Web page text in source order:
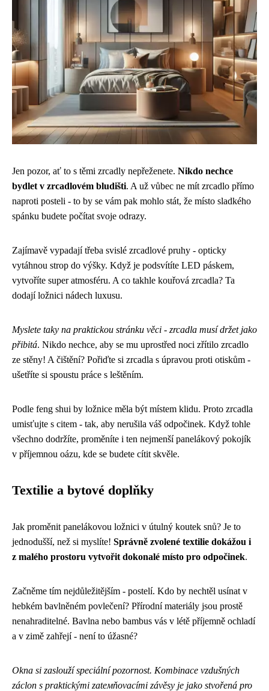
Jen pozor, ať to s těmi zrcadly nepřeženete. Nikdo nechce
bydlet v zrcadlovém bludišti. A už vůbec ne mít zrcadlo přímo
naproti posteli - to by se vám pak mohlo stát, že místo sladkého
spánku budete počítat svoje odrazy.
Zajímavě vypadají třeba svislé zrcadlové pruhy - opticky
vytáhnou strop do výšky. Když je podsvítíte LED páskem,
vytvoříte super atmosféru. A co takhle kouřová zrcadla? Ta
dodají ložnici nádech luxusu.
Myslete taky na praktickou stránku věci - zrcadla musí držet jako
přibitá. Nikdo nechce, aby se mu uprostřed noci zřítilo zrcadlo
ze stěny! A čištění? Pořiďte si zrcadla s úpravou proti otiskům -
ušetříte si spoustu práce s leštěním.
Podle feng shui by ložnice měla být místem klidu. Proto zrcadla
umisťujte s citem - tak, aby nerušila váš odpočinek. Když tohle
všechno dodržíte, proměníte i ten nejmenší panelákový pokojík
v příjemnou oázu, kde se budete cítit skvěle.
Textilie a bytové doplňky
Jak proměnit panelákovou ložnici v útulný koutek snů? Je to
jednodušší, než si myslíte! Správně zvolené textilie dokážou i
z malého prostoru vytvořit dokonalé místo pro odpočinek.
Začněme tím nejdůležitějším - postelí. Kdo by nechtěl usínat v
hebkém bavlněném povlečení? Přírodní materiály jsou prostě
nenahraditelné. Bavlna nebo bambus vás v létě příjemně ochladí
a v zimě zahřejí - není to úžasné?
Okna si zaslouží speciální pozornost. Kombinace vzdušných
záclon s praktickými zatемňovacími závěsy je jako stvořená pro